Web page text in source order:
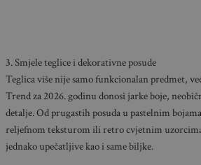
3. Smjele teglice i dekorativne posude
Teglica više nije samo funkcionalan predmet,
Trend za 2026. godinu donosi jarke boje,
detalje. Od prugastih posuda u pastelnim
reljefnom teksturom ili retro cvjetnim
jednako upečatljive kao i same biljke.